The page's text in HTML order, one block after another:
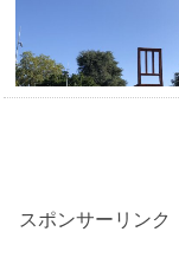
スポンサーリンク